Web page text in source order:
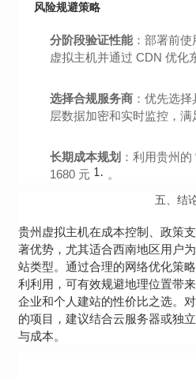
风险规避策略
分阶段验证性能 ：部署前
虚拟主机并通过 CDN 优化
选择合规服务商 ：优先选
层数据加密和实时监控，
长期成本规划 ：利用贵州
1680 元
14 。
五、结
贵州虚拟主机在成本控制、政策
著优势，尤其适合西南地区用户
站类型。通过合理的网络优化策
利利用，可有效规避地理位置带
企业和个人建站的性价比之选。
的项目，建议结合云服务器或独
与成本。